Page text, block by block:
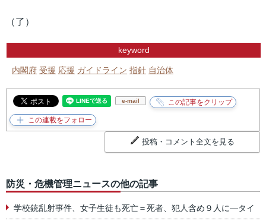
（了）
keyword
内閣府 受援 応援 ガイドライン 指針 自治体
e-mail
投稿・コメント全文を見る
防災・危機管理ニュースの他の記事
学校銃乱射事件、女子生徒も死亡＝死者、犯人含め９人に―タイ